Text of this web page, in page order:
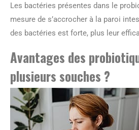
Les bactéries présentes dans le
mesure de s’accrocher à la paroi
des bactéries est forte, plus leur
Avantages des
plusieurs souches ?